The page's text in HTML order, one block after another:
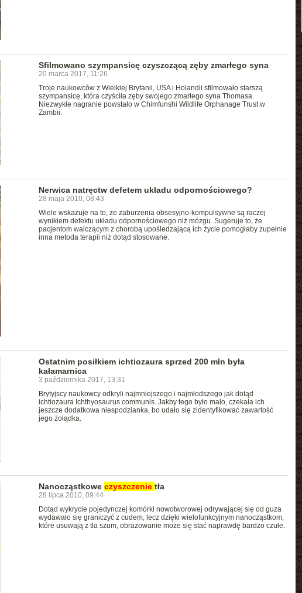
Sfilmowano szympansicę czyszczącą zęby zmarłego syna
20 marca 2017, 11:26
Troje naukowców z Wielkiej Brytanii, USA i Holandii sfilmowało starszą
szympansicę, która czyściła zęby swojego zmarłego syna Thomasa.
Niezwykłe nagranie powstało w Chimfunshi Wildlife Orphanage Trust w
Zambii.
Nerwica natręctw defetem układu odpornościowego?
28 maja 2010, 08:43
Wiele wskazuje na to, że zaburzenia obsesyjno-kompulsywne są raczej
wynikiem defektu układu odpornościowego niż mózgu. Sugeruje to, że
pacjentom walczącym z chorobą upośledzającą ich życie pomogłaby zupełnie
inna metoda terapii niż dotąd stosowane.
Ostatnim posiłkiem ichtiozaura sprzed 200 mln była
kałamarnica
3 października 2017, 13:31
Brytyjscy naukowcy odkryli najmniejszego i najmłodszego jak dotąd
ichtiozaura Ichthyosaurus communis. Jakby tego było mało, czekała ich
jeszcze dodatkowa niespodzianka, bo udało się zidentyfikować zawartość
jego żołądka.
Nanocząstkowe czyszczenie tła
28 lipca 2010, 09:44
Dotąd wykrycie pojedynczej komórki nowotworowej odrywającej się od guza
wydawało się graniczyć z cudem, lecz dzięki wielofunkcyjnym nanocząstkom,
które usuwają z tła szum, obrazowanie może się stać naprawdę bardzo czułe.